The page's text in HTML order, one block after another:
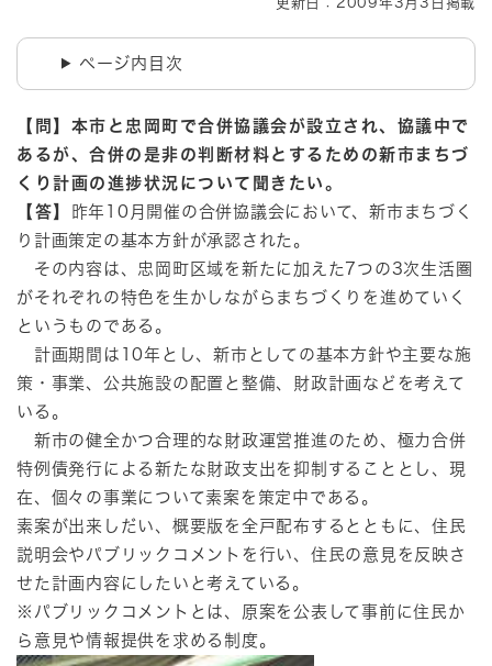
ページ内目次
【問】本市と忠岡町で合併協議会が設立され、協議中で
あるが、合併の是非の判断材料とするための新市まちづ
くり計画の進捗状況について聞きたい。
【答】
昨年10月開催の合併協議会において、新市まちづく
り計画策定の基本方針が承認された。
その内容は、忠岡町区域を新たに加えた7つの3次生活圏
がそれぞれの特色を生かしながらまちづくりを進めていく
というものである。
計画期間は10年とし、新市としての基本方針や主要な施
策・事業、公共施設の配置と整備、財政計画などを考えて
いる。
新市の健全かつ合理的な財政運営推進のため、極力合併
特例債発行による新たな財政支出を抑制することとし、現
在、個々の事業について素案を策定中である。
素案が出来しだい、概要版を全戸配布するとともに、住民
説明会やパブリックコメントを行い、住民の意見を反映さ
せた計画内容にしたいと考えている。
※パブリックコメントとは、原案を公表して事前に住民か
ら意見や情報提供を求める制度。